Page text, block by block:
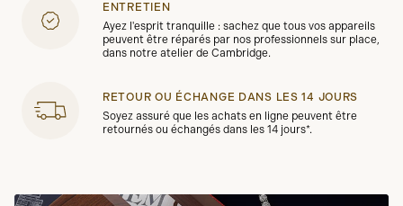
ENTRETIEN
Ayez l'esprit tranquille : sachez que tous vos appareils
peuvent être réparés par nos professionnels sur place,
dans notre atelier de Cambridge.
RETOUR OU ÉCHANGE DANS LES 14 JOURS
Soyez assuré que les achats en ligne peuvent être
retournés ou échangés dans les 14 jours*.